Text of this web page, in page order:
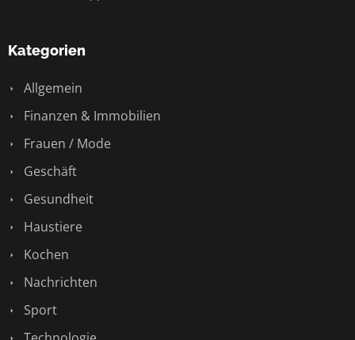
Kategorien
Allgemein
Finanzen & Immobilien
Frauen / Mode
Geschäft
Gesundheit
Haustiere
Kochen
Nachrichten
Sport